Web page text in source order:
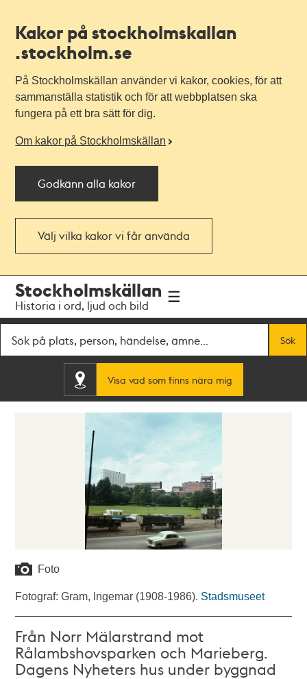
Kakor på stockholmskallan
.stockholm.se
På Stockholmskällan använder vi kakor, cookies, för att
sammanställa statistik och för att webbplatsen ska
fungera på ett bra sätt för dig.
Om kakor på Stockholmskällan
Godkänn alla kakor
Välj vilka kakor vi får använda
navigationen
huvudinnehållet
Stockholmskällan
Historia i ord, ljud och bild
Sök
Visa vad som finns nära mig
Foto
Fotograf: Gram, Ingemar (1908-1986). Stadsmuseet
Från Norr Mälarstrand mot
Rålambshovsparken och Marieberg.
Dagens Nyheters hus under byggnad